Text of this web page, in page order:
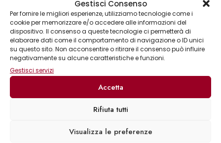
Gestisci Consenso
Per fornire le migliori esperienze, utilizziamo tecnologie come i
cookie per memorizzare e/o accedere alle informazioni del
dispositivo. Il consenso a queste tecnologie ci permetterà di
elaborare dati come il comportamento di navigazione o ID unici
su questo sito. Non acconsentire o ritirare il consenso può influire
negativamente su alcune caratteristiche e funzioni.
Gestisci servizi
Accetta
Rifiuta tutti
Visualizza le preferenze
Carole Aurouet